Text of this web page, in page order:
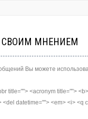
СВОИМ МНЕНИЕМ
Вы можете
title=""> <acronym title="">
<del datetime=""> <em> <i> <q